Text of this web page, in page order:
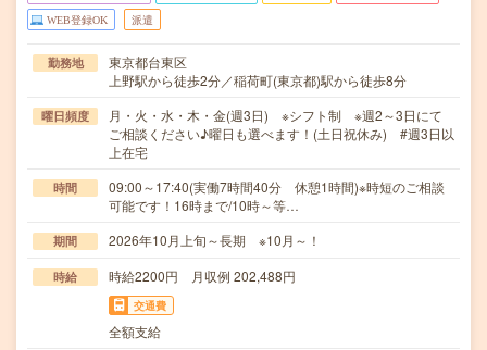
WEB登録OK 派遣
勤務地
東京都台東区
上野駅から徒歩2分／稲荷町(東京都)駅から徒歩8分
曜日頻度
月・火・水・木・金(週3日) ※シフト制 ※週2～3日にて
ご相談ください♪曜日も選べます！(土日祝休み) #週3日以
上在宅
時間
09:00～17:40(実働7時間40分 休憩1時間)※時短のご相談
可能です！16時まで/10時～等…
期間 2026年10月上旬～長期 ※10月～！
時給 時給2200円 月収例 202,488円
交通費
全額支給